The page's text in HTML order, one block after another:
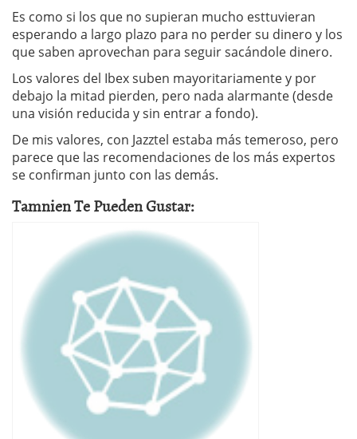
Es como si los que no supieran mucho esttuvieran
esperando a largo plazo para no perder su dinero y los
que saben aprovechan para seguir sacándole dinero.
Los valores del Ibex suben mayoritariamente y por
debajo la mitad pierden, pero nada alarmante (desde
una visión reducida y sin entrar a fondo).
De mis valores, con Jazztel estaba más temeroso, pero
parece que las recomendaciones de los más expertos
se confirman junto con las demás.
Tamnien Te Pueden Gustar: